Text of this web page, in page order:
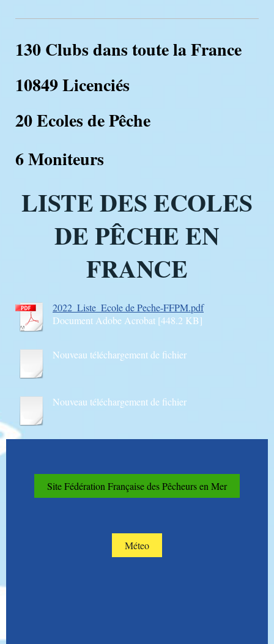
130 Clubs dans toute la France
10849 Licenciés
20 Ecoles de Pêche
6 Moniteurs
LISTE DES ECOLES
DE PÊCHE EN
FRANCE
2022_Liste_Ecole de Peche-FFPM.pdf
Document Adobe Acrobat [448.2 KB]
Nouveau téléchargement de fichier
Nouveau téléchargement de fichier
Site Fédération Française des Pêcheurs en Mer
Méteo